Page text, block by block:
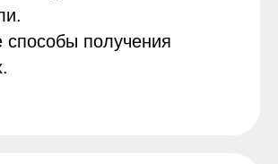
способы получения